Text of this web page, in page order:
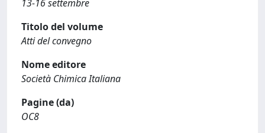
13-16 settembre
Titolo del volume
Atti del convegno
Nome editore
Società Chimica Italiana
Pagine (da)
OC8